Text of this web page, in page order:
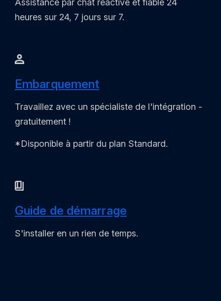
Assistance par chat réactive et fiable 24
heures sur 24, 7 jours sur 7.
Embarquement
Travaillez avec un spécialiste de l'intégration -
gratuitement !
*Disponible à partir du plan Standard.
Guide de démarrage
S'installer en un rien de temps.